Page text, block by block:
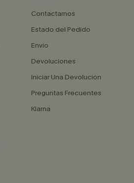
Contactarnos
Estado del Pedido
Envío
Devoluciones
Iniciar Una Devolución
Preguntas Frecuentes
Klarna